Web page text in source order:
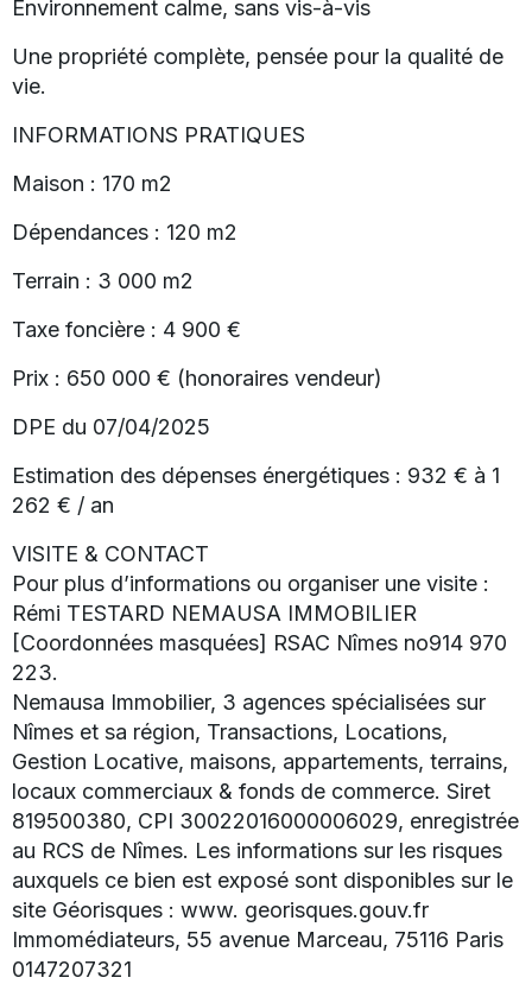
Environnement calme, sans vis-à-vis
Une propriété complète, pensée pour la qualité de
vie.
INFORMATIONS PRATIQUES
Maison : 170 m2
Dépendances : 120 m2
Terrain : 3 000 m2
Taxe foncière : 4 900 €
Prix : 650 000 € (honoraires vendeur)
DPE du 07/04/2025
Estimation des dépenses énergétiques : 932 € à 1
262 € / an
VISITE & CONTACT
Pour plus d’informations ou organiser une visite :
Rémi TESTARD NEMAUSA IMMOBILIER
[Coordonnées masquées] RSAC Nîmes no914 970
223.
Nemausa Immobilier, 3 agences spécialisées sur
Nîmes et sa région, Transactions, Locations,
Gestion Locative, maisons, appartements, terrains,
locaux commerciaux & fonds de commerce. Siret
819500380, CPI 30022016000006029, enregistrée
au RCS de Nîmes. Les informations sur les risques
auxquels ce bien est exposé sont disponibles sur le
site Géorisques : www. georisques.gouv.fr
Immomédiateurs, 55 avenue Marceau, 75116 Paris
0147207321